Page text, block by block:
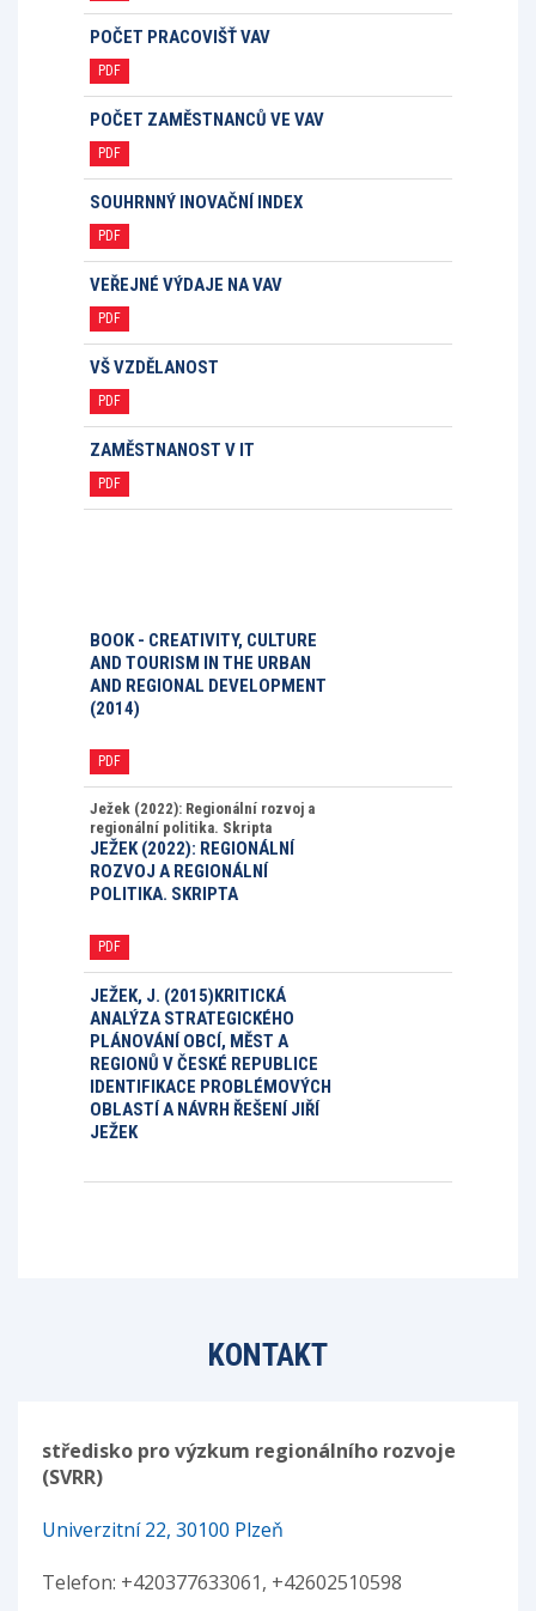
POČET PRACOVIŠŤ VAV
PDF
POČET ZAMĚSTNANCŮ VE VAV
PDF
SOUHRNNÝ INOVAČNÍ INDEX
PDF
VEŘEJNÉ VÝDAJE NA VAV
PDF
VŠ VZDĚLANOST
PDF
ZAMĚSTNANOST V IT
PDF
BOOK - CREATIVITY, CULTURE
AND TOURISM IN THE URBAN
AND REGIONAL DEVELOPMENT
(2014)
PDF
Ježek (2022): Regionální rozvoj a
regionální politika. Skripta
JEŽEK (2022): REGIONÁLNÍ
ROZVOJ A REGIONÁLNÍ
POLITIKA. SKRIPTA
PDF
JEŽEK, J. (2015)KRITICKÁ
ANALÝZA STRATEGICKÉHO
PLÁNOVÁNÍ OBCÍ, MĚST A
REGIONŮ V ČESKÉ REPUBLICE
IDENTIFIKACE PROBLÉMOVÝCH
OBLASTÍ A NÁVRH ŘEŠENÍ JIŘÍ
JEŽEK
KONTAKT
středisko pro výzkum regionálního rozvoje
(SVRR)
Univerzitní 22, 30100 Plzeň
Telefon: +420377633061, +42602510598